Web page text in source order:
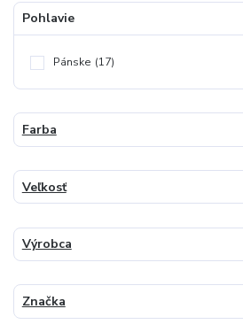
Pohlavie
Pánske (17)
Farba
Veľkosť
Výrobca
Značka